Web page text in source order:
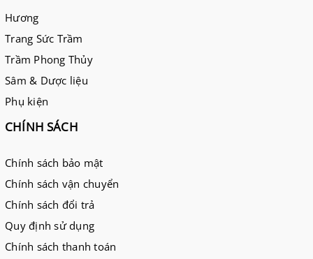
Hương
Trang Sức Trầm
Trầm Phong Thủy
Sâm & Dược liệu
Phụ kiện
CHÍNH SÁCH
Chính sách bảo mật
Chính sách vận chuyển
Chính sách đổi trả
Quy định sử dụng
Chính sách thanh toán